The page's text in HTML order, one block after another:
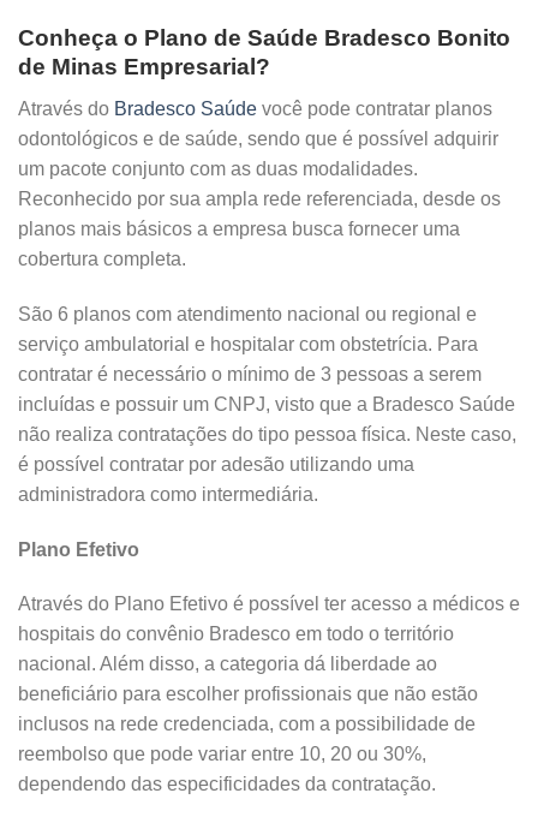
Conheça o Plano de Saúde Bradesco Bonito
de Minas Empresarial?
Através do Bradesco Saúde você pode contratar planos
odontológicos e de saúde, sendo que é possível adquirir
um pacote conjunto com as duas modalidades.
Reconhecido por sua ampla rede referenciada, desde os
planos mais básicos a empresa busca fornecer uma
cobertura completa.
São 6 planos com atendimento nacional ou regional e
serviço ambulatorial e hospitalar com obstetrícia. Para
contratar é necessário o mínimo de 3 pessoas a serem
incluídas e possuir um CNPJ, visto que a Bradesco Saúde
não realiza contratações do tipo pessoa física. Neste caso,
é possível contratar por adesão utilizando uma
administradora como intermediária.
Plano Efetivo
Através do Plano Efetivo é possível ter acesso a médicos e
hospitais do convênio Bradesco em todo o território
nacional. Além disso, a categoria dá liberdade ao
beneficiário para escolher profissionais que não estão
inclusos na rede credenciada, com a possibilidade de
reembolso que pode variar entre 10, 20 ou 30%,
dependendo das especificidades da contratação.